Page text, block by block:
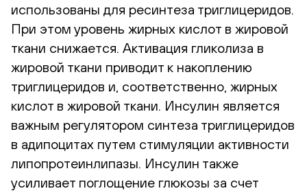
использованы для ресинтеза триглицеридов.
При этом уровень жирных кислот в жировой
ткани снижается. Активация гликолиза в
жировой ткани приводит к накоплению
триглицеридов и, соответственно, жирных
кислот в жировой ткани. Инсулин является
важным регулятором синтеза триглицеридов
в адипоцитах путем стимуляции активности
липопротеинлипазы. Инсулин также
усиливает поглощение глюкозы за счет